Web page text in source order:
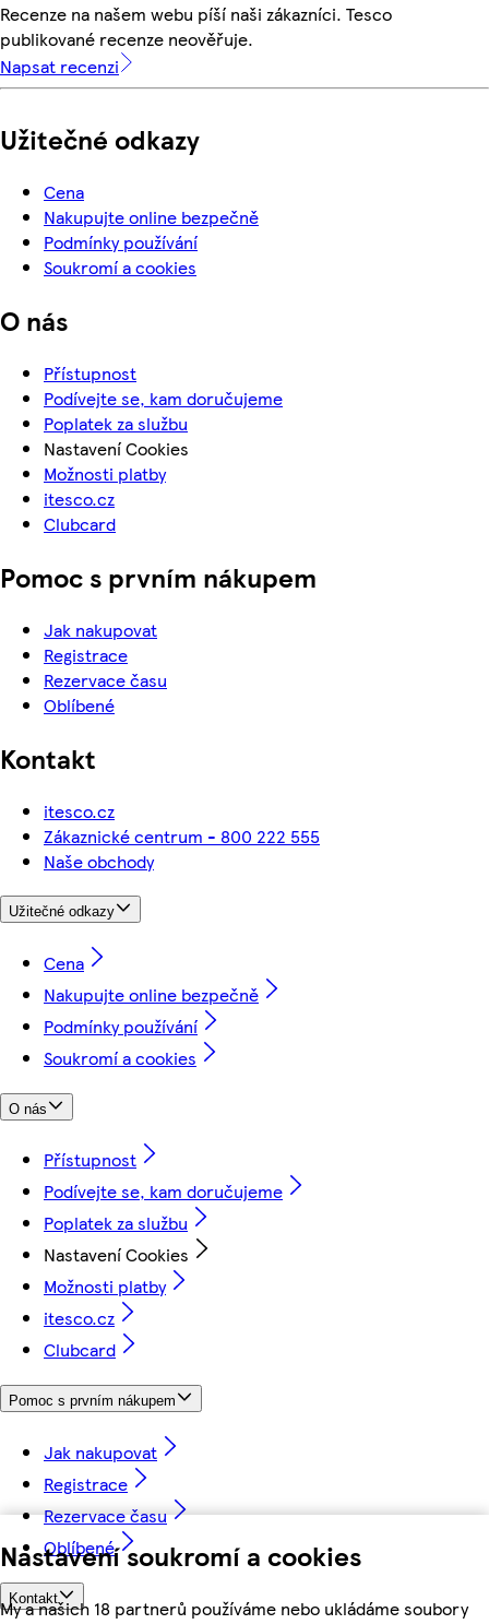
Nastavení soukromí a cookies
My a našich 18 partnerů používáme nebo ukládáme soubory
Recenze na našem webu píší naši zákazníci. Tesco
publikované recenze neověřuje.
Napsat recenzi
Užitečné odkazy
Cena
Nakupujte online bezpečně
Podmínky používání
Soukromí a cookies
O nás
Přístupnost
Podívejte se, kam doručujeme
Poplatek za službu
Nastavení Cookies
Možnosti platby
itesco.cz
Clubcard
Pomoc s prvním nákupem
Jak nakupovat
Registrace
Rezervace času
Oblíbené
Kontakt
itesco.cz
Zákaznické centrum - 800 222 555
Naše obchody
Užitečné odkazy
Cena
Nakupujte online bezpečně
Podmínky používání
Soukromí a cookies
O nás
Přístupnost
Podívejte se, kam doručujeme
Poplatek za službu
Nastavení Cookies
Možnosti platby
itesco.cz
Clubcard
Pomoc s prvním nákupem
Jak nakupovat
Registrace
Rezervace času
Oblíbené
Kontakt